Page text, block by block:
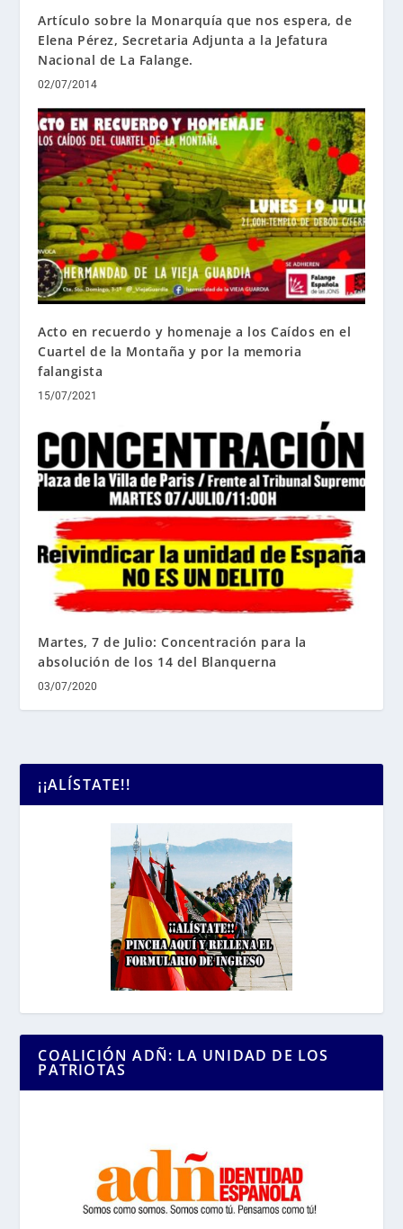
Artículo sobre la Monarquía que nos espera, de
Elena Pérez, Secretaria Adjunta a la Jefatura
Nacional de La Falange.
02/07/2014
Acto en recuerdo y homenaje a los Caídos en el
Cuartel de la Montaña y por la memoria
falangista
15/07/2021
Martes, 7 de Julio: Concentración para la
absolución de los 14 del Blanquerna
03/07/2020
¡¡ALÍSTATE!!
COALICIÓN ADÑ: LA UNIDAD DE LOS
PATRIOTAS